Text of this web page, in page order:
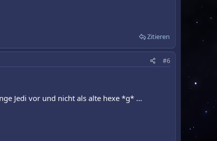
Zitieren
#6
Jedi vor und nicht als alte hexe *g* ...